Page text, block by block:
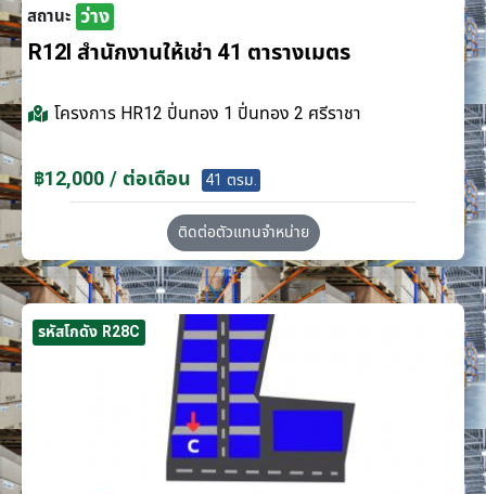
สถานะ ว่าง
R12I สำนักงานให้เช่า 41 ตารางเมตร
โครงการ HR12 ปิ่นทอง 1 ปิ่นทอง 2 ศรีราชา
฿12,000 / ต่อเดือน 41 ตรม.
ติดต่อตัวแทนจำหน่าย
รหัสโกดัง R28C